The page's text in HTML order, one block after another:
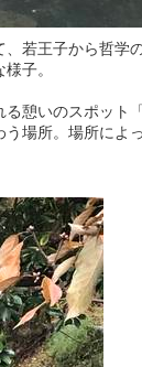
若王子から哲学
子。
憩いのスポット
場所。場所によ